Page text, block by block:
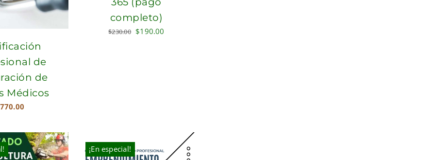
de
de
Médicos
770.00
completo)
$230.00 Original
$190.00
¡En especial!